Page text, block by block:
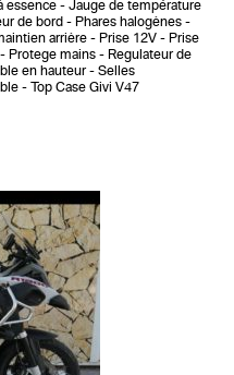
essence
Jauge de température
de bord
Phares halogènes
arrière Prise 12V
Prise
Protege mains
Regulateur de
en hauteur
Selles
Top Case Givi V47